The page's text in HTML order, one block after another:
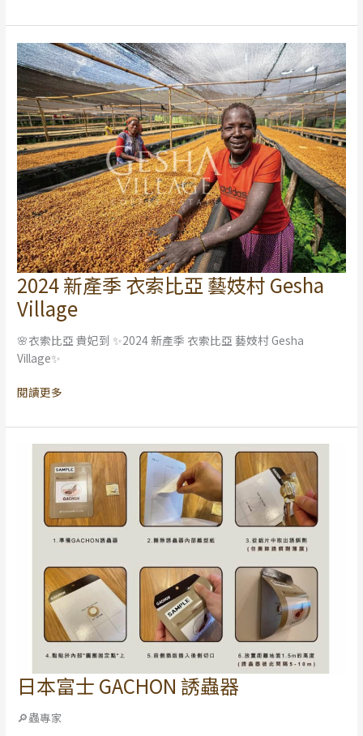
2024 新產季 衣索比亞 藝妓村 Gesha
Village
🌸衣索比亞 貴妃到 ✨2024 新產季 衣索比亞 藝妓村 Gesha
Village✨
2024
新
產
季
衣
比
藝
閱讀更多
日本富士 GACHON 誘蟲器
🔎蟲專家
日
本
富